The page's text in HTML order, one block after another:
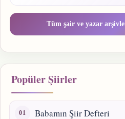
Tüm şair ve yazar
Popüler Şiirler
Babamın Şiir Defteri